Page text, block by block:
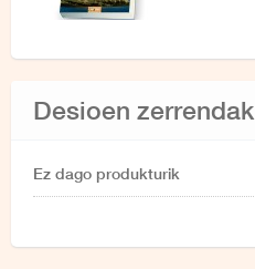
Desioen zerrendak
Ez dago produkturik